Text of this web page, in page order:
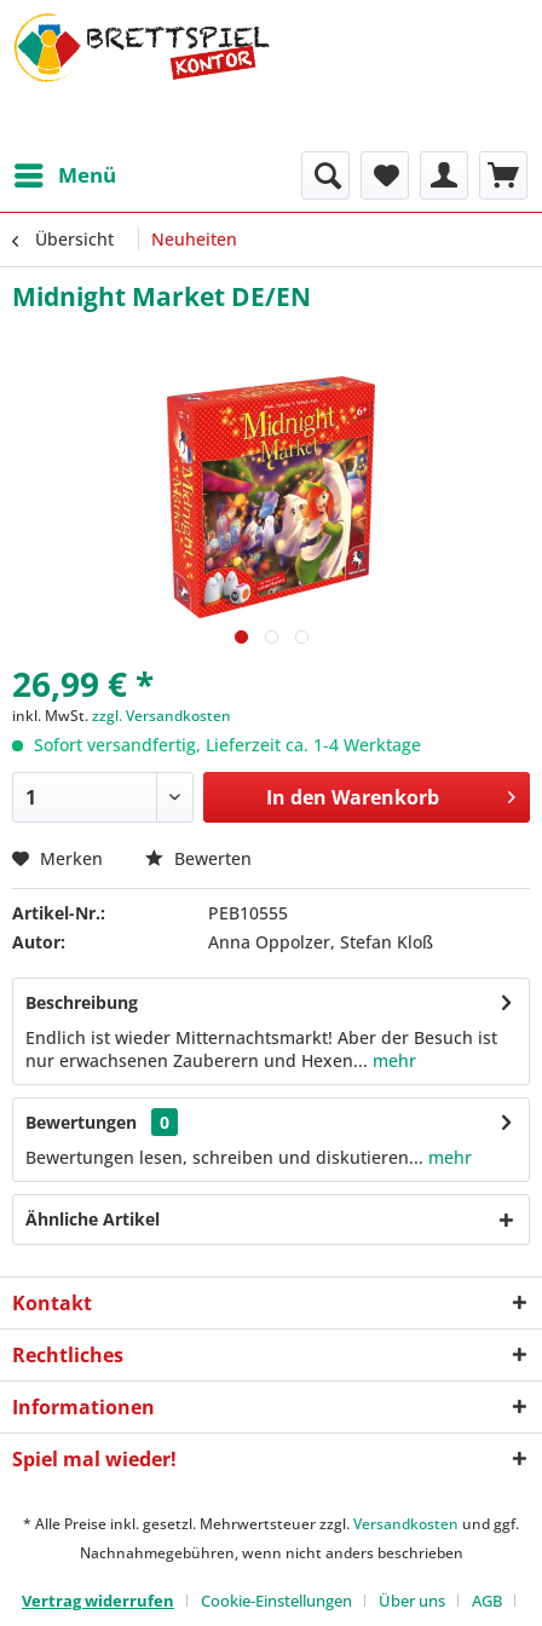
Menü
Übersicht Neuheiten
Midnight Market DE/EN
26,99 € *
inkl. MwSt.zzgl. Versandkosten
Sofort versandfertig, Lieferzeit ca. 1-4 Werktage
In den Warenkorb
Merken Bewerten
Artikel-Nr.:
PEB10555
Autor:
Anna Oppolzer, Stefan Kloß
Beschreibung
Endlich ist wieder Mitternachtsmarkt! Aber der Besuch ist
nur erwachsenen Zauberern und Hexen... mehr
Bewertungen
0
Bewertungen lesen, schreiben und diskutieren... mehr
Ähnliche Artikel
Kontakt
Rechtliches
Informationen
Spiel mal wieder!
* Alle Preise inkl. gesetzl. Mehrwertsteuer zzgl.Versandkosten und ggf.
Nachnahmegebühren, wenn nicht anders beschrieben
Vertrag widerrufen Cookie-Einstellungen Über uns AGB